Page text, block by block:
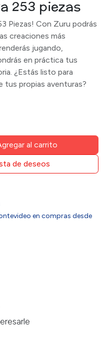
253 piezas
Piezas! Con Zuru podrás
creaciones más
jugando,
en práctica tus
¿Estás listo para
propias aventuras?
al carrito
de deseos
en compras desde